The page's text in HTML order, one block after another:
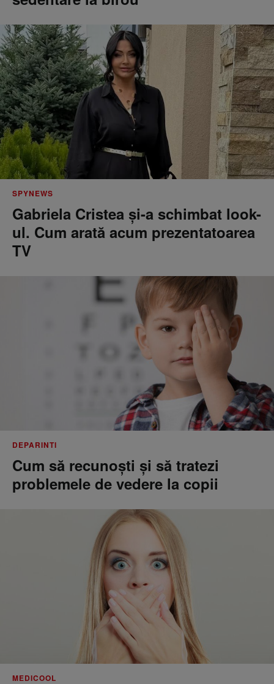
SPYNEWS
Gabriela Cristea și-a schimbat look-
ul. Cum arată acum prezentatoarea
TV
DEPARINTI
Cum să recunoști și să tratezi
problemele de vedere la copii
MEDICOOL